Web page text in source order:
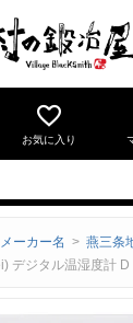
お気に入り
メーカー名 燕三条
湿度計 D 日時・アラーム